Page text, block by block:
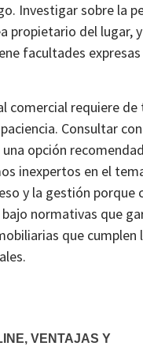
Investigar sobre la
propietario del lugar, y
facultades expresas
comercial requiere
Consultar
opción
inexpertos en el
y la gestión porque
normativas que
que cumplen
VENTAJAS Y